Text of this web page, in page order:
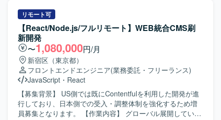
いたWebアプリケーション開発を行っていただき、API連携
や画面とのデータ連携も実装いただきます。Gitを用いたチ
ーム開発プロセスに参加し、コードレビューやブランチ運
用ルールに沿った開発を行います。Dockerを利用した開発
環境の構築やコンテナベースでの動作確認も実施いただき
ます。仕様駆動開発やAI駆動開発の考え方を取り入れなが
ら、AI活用を意識した設計・実装にも携わっていただきま
す。 【求める人物像】 フロントエンドとバックエンドの両
面で主体的に開発を進められる方を求めています。チーム
メンバーとのコミュニケーションを大切にしながら、Gitを
前提とした開発フローに順応できる方を歓迎いたします。
リモート可
【React/Node.js/フルリモート】WEB統合CMS刷
新開発
〜1,080,000円/月
新宿区（東京都）
フロントエンドエンジニア(業務委託・フリーランス)
JavaScript ・ React
【募集背景】 US側では既にContentfulを利用した開発が進
行しており、日本側での受入・調整体制を強化するため増
員募集となります。 【作業内容】 グローバル展開している